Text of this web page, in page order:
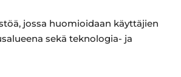
jossa huomioidaan käyttäjien
sekä teknologia- ja